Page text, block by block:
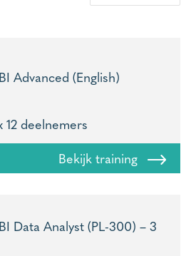
Advanced (English)
12 deelnemers
Bekijk training
Data Analyst (PL-300) – 3